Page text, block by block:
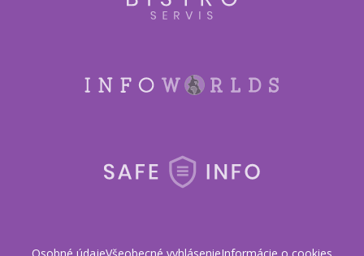
Osobné údajeVšeobecné vyhlásenieInformácie o cookies